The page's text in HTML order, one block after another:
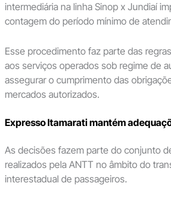
intermediária na linha Sinop x Jundiaí
contagem do período mínimo de
Esse procedimento faz parte das
aos serviços operados sob regime de
assegurar o cumprimento das
mercados autorizados.
Expresso Itamarati mantém
As decisões fazem parte do conjunto
realizados pela ANTT no âmbito do
interestadual de passageiros.